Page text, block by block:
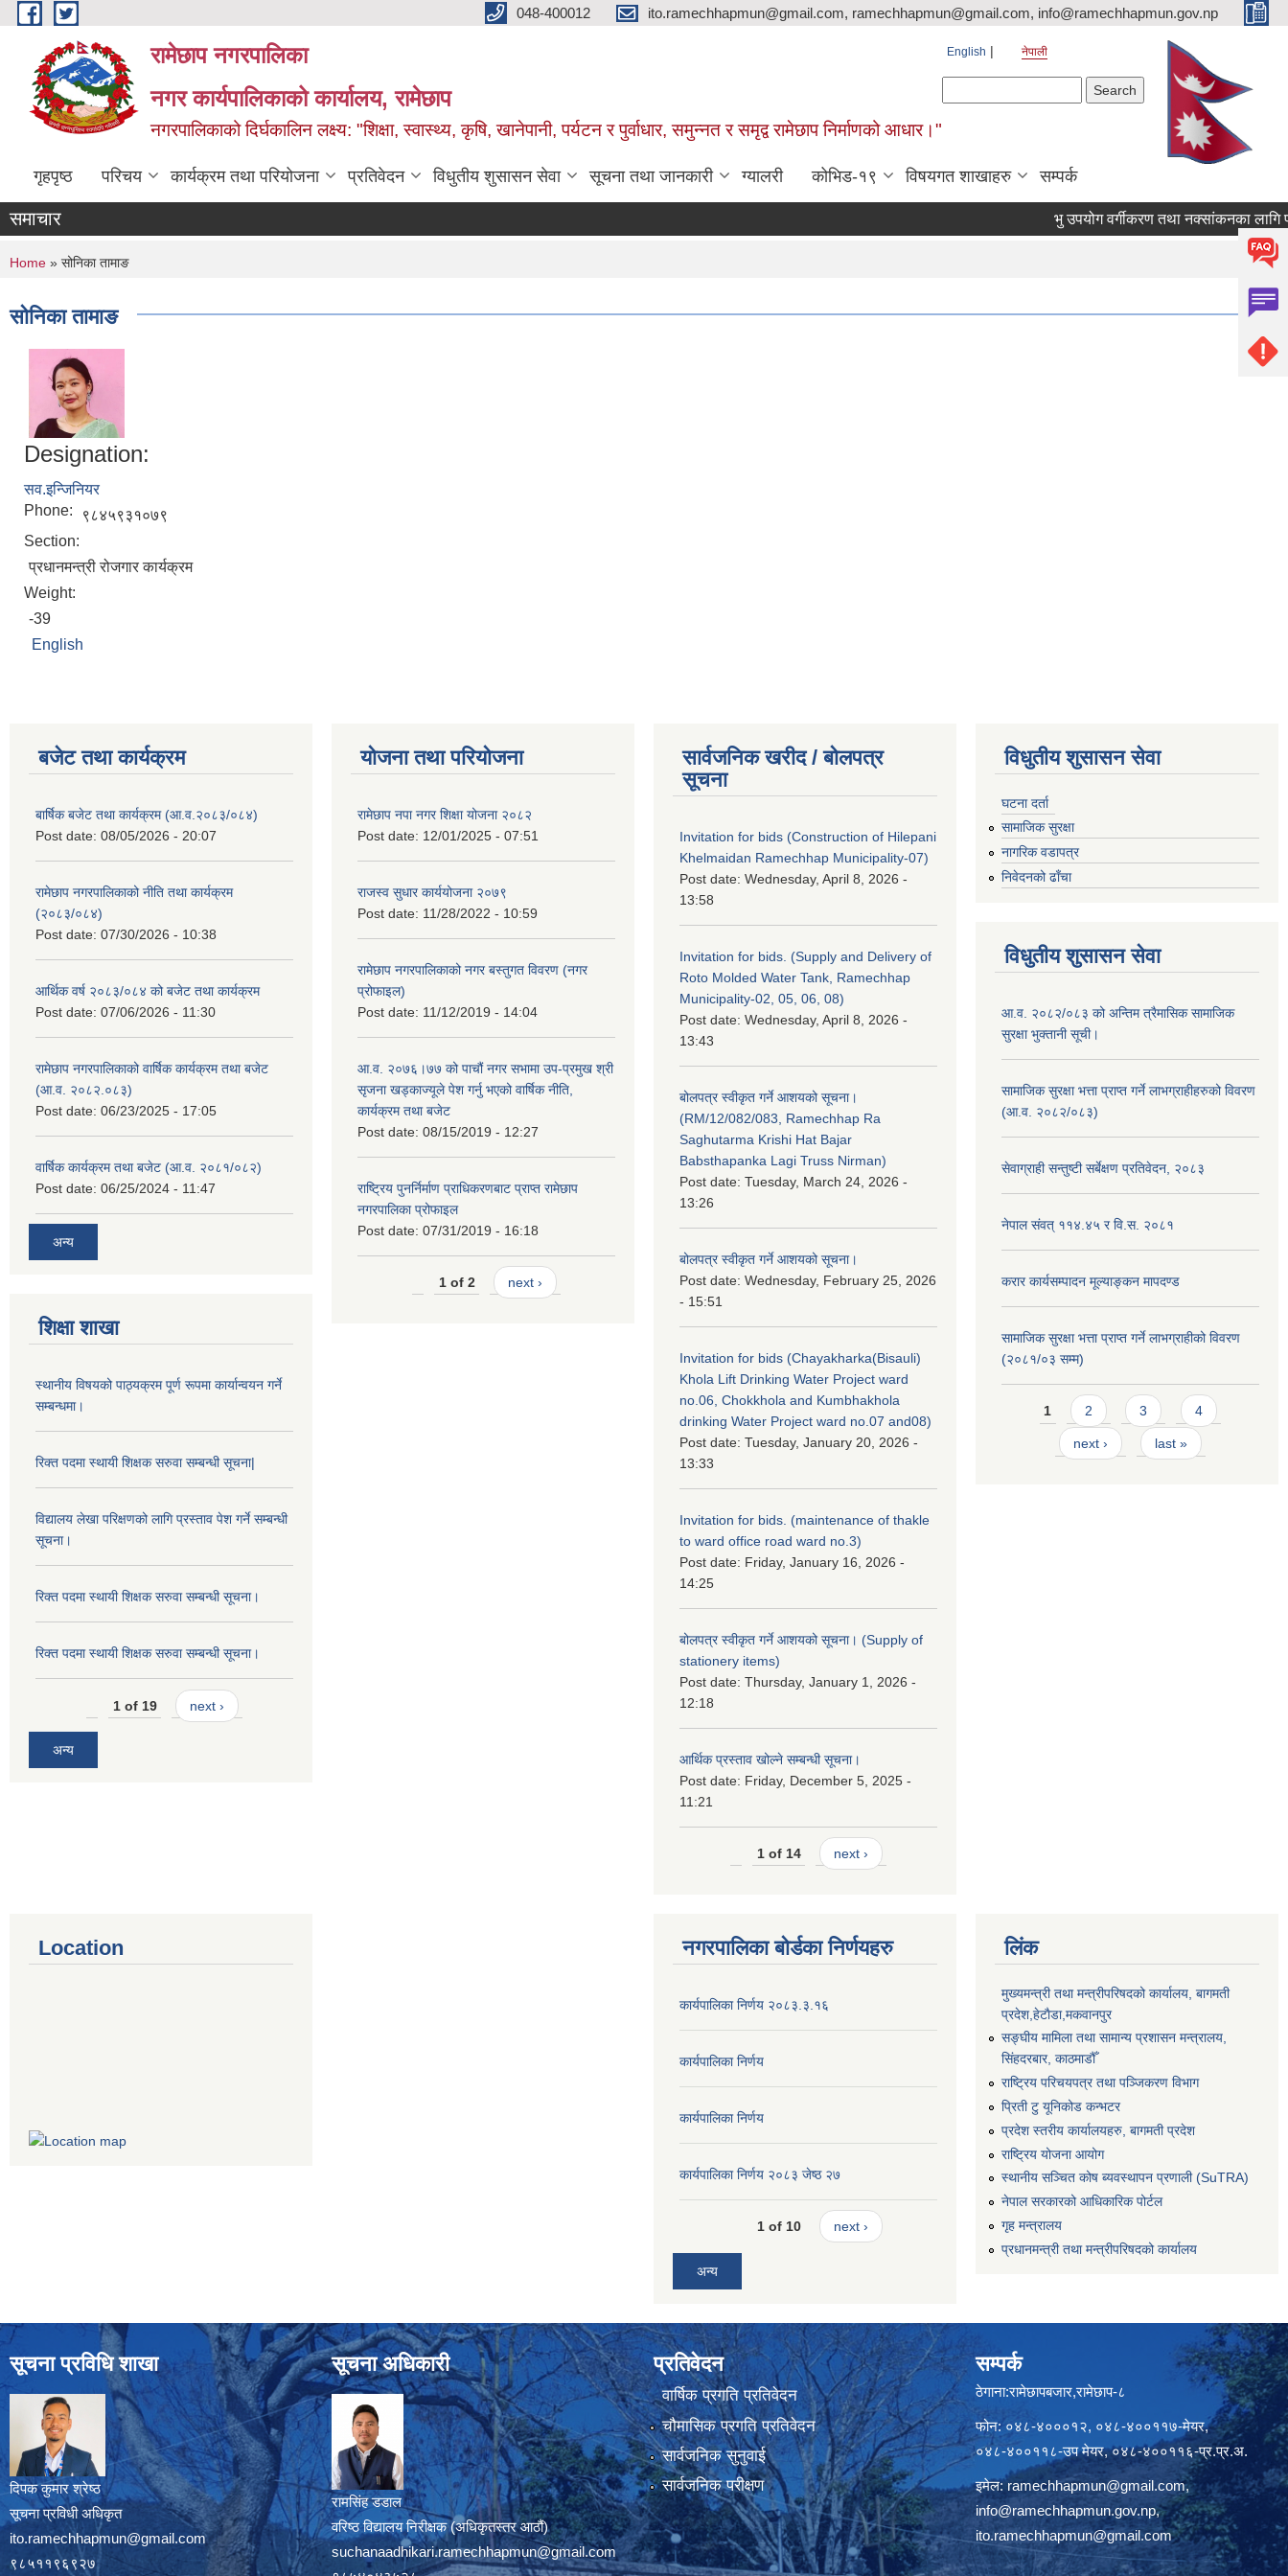
Skip to main content 048-400012 ito.ramechhapmun@gmail.com, ramechhapmun@gmail.com, info@ramechhapmun.gov.np
रामेछाप नगरपालिका
नगर कार्यपालिकाको कार्यालय, रामेछाप
नगरपालिकाको दिर्घकालिन लक्ष्य: "शिक्षा, स्वास्थ्य, कृषि, खानेपानी, पर्यटन र पुर्वाधार, समुन्नत र समृद्व रामेछाप निर्माणको आधार।"
English नेपाली
गृहपृष्ठ परिचय कार्यक्रम तथा परियोजना प्रतिवेदन विधुतीय शुसासन सेवा सूचना तथा जानकारी ग्यालरी कोभिड-१९ विषयगत शाखाहरु सम्पर्क
समाचार भु उपयोग वर्गीकरण तथा नक्सांकनका लागि
You are here
Home » सोनिका तामाङ
सोनिका तामाङ
Designation:
सव.इन्जिनियर
Phone:
९८४५९३१०७९
Section:
प्रधानमन्त्री रोजगार कार्यक्रम
Weight:
-39
English
बजेट तथा कार्यक्रम
बार्षिक बजेट तथा कार्यक्रम (आ.व.२०८३/०८४)
Post date: 08/05/2026 - 20:07
रामेछाप नगरपालिकाको नीति तथा कार्यक्रम
(२०८३/०८४)
Post date: 07/30/2026 - 10:38
आर्थिक वर्ष २०८३/०८४ को बजेट तथा कार्यक्रम
Post date: 07/06/2026 - 11:30
रामेछाप नगरपालिकाको वार्षिक कार्यक्रम तथा बजेट
(आ.व. २०८२.०८३)
Post date: 06/23/2025 - 17:05
वार्षिक कार्यक्रम तथा बजेट (आ.व. २०८१/०८२)
Post date: 06/25/2024 - 11:47
अन्य
शिक्षा शाखा
स्थानीय विषयको पाठ्यक्रम पूर्ण रूपमा कार्यान्वयन गर्ने
सम्बन्धमा।
रिक्त पदमा स्थायी शिक्षक सरुवा सम्बन्धी सूचना|
विद्यालय लेखा परिक्षणको लागि प्रस्ताव पेश गर्ने सम्बन्धी
सूचना।
रिक्त पदमा स्थायी शिक्षक सरुवा सम्बन्धी सूचना।
रिक्त पदमा स्थायी शिक्षक सरुवा सम्बन्धी सूचना।
1 of 19 next ›
अन्य
योजना तथा परियोजना
रामेछाप नपा नगर शिक्षा योजना २०८२
Post date: 12/01/2025 - 07:51
राजस्व सुधार कार्ययोजना २०७९
Post date: 11/28/2022 - 10:59
रामेछाप नगरपालिकाको नगर बस्तुगत विवरण (नगर
प्रोफाइल)
Post date: 11/12/2019 - 14:04
आ.व. २०७६।७७ को पाचौं नगर सभामा उप-प्रमुख श्री
सृजना खड्काज्यूले पेश गर्नु भएको वार्षिक नीति,
कार्यक्रम तथा बजेट
Post date: 08/15/2019 - 12:27
राष्ट्रिय पुनर्निर्माण प्राधिकरणबाट प्राप्त रामेछाप
नगरपालिका प्रोफाइल
Post date: 07/31/2019 - 16:18
1 of 2 next ›
सार्वजनिक खरीद / बोलपत्र
सूचना
Invitation for bids (Construction of Hilepani
Khelmaidan Ramechhap Municipality-07)
Post date: Wednesday, April 8, 2026 -
13:58
Invitation for bids. (Supply and Delivery of
Roto Molded Water Tank, Ramechhap
Municipality-02, 05, 06, 08)
Post date: Wednesday, April 8, 2026 -
13:43
बोलपत्र स्वीकृत गर्ने आशयको सूचना।
(RM/12/082/083, Ramechhap Ra
Saghutarma Krishi Hat Bajar
Babsthapanka Lagi Truss Nirman)
Post date: Tuesday, March 24, 2026 -
13:26
बोलपत्र स्वीकृत गर्ने आशयको सूचना।
Post date: Wednesday, February 25, 2026
- 15:51
Invitation for bids (Chayakharka(Bisauli)
Khola Lift Drinking Water Project ward
no.06, Chokkhola and Kumbhakhola
drinking Water Project ward no.07 and08)
Post date: Tuesday, January 20, 2026 -
13:33
Invitation for bids. (maintenance of thakle
to ward office road ward no.3)
Post date: Friday, January 16, 2026 -
14:25
बोलपत्र स्वीकृत गर्ने आशयको सूचना। (Supply of
stationery items)
Post date: Thursday, January 1, 2026 -
12:18
आर्थिक प्रस्ताव खोल्ने सम्बन्धी सूचना।
Post date: Friday, December 5, 2025 -
11:21
1 of 14 next ›
विधुतीय शुसासन सेवा
घटना दर्ता
सामाजिक सुरक्षा
नागरिक वडापत्र
निवेदनको ढाँचा
विधुतीय शुसासन सेवा
आ.व. २०८२/०८३ को अन्तिम त्रैमासिक सामाजिक
सुरक्षा भुक्तानी सूची।
सामाजिक सुरक्षा भत्ता प्राप्त गर्ने लाभग्राहीहरुको विवरण
(आ.व. २०८२/०८३)
सेवाग्राही सन्तुष्टी सर्बेक्षण प्रतिवेदन, २०८३
नेपाल संवत् ११४.४५ र वि.स. २०८१
करार कार्यसम्पादन मूल्याङ्कन मापदण्ड
सामाजिक सुरक्षा भत्ता प्राप्त गर्ने लाभग्राहीको विवरण
(२०८१/०३ सम्म)
Pages
1 2 3 4
next › last »
Location नगरपालिका बोर्डका निर्णयहरु
कार्यपालिका निर्णय २०८३.३.१६
कार्यपालिका निर्णय
कार्यपालिका निर्णय
कार्यपालिका निर्णय २०८३ जेष्ठ २७
1 of 10 next ›
अन्य
लिंक
मुख्यमन्त्री तथा मन्त्रीपरिषदको कार्यालय, बागमती
प्रदेश,हेटाैडा,मकवानपुर
सङ्‍घीय मामिला तथा सामान्य प्रशासन मन्त्रालय,
सिंहदरबार, काठमाडौँ
राष्ट्रिय परिचयपत्र तथा पञ्जिकरण विभाग
प्रिती टु यूनिकोड कन्भटर
प्रदेश स्तरीय कार्यालयहरु, बागमती प्रदेश
राष्ट्रिय योजना आयोग
स्थानीय सञ्चित कोष ब्यवस्थापन प्रणाली (SuTRA)
नेपाल सरकारको आधिकारिक पोर्टल
गृह मन्त्रालय
प्रधानमन्त्री तथा मन्त्रीपरिषदको कार्यालय
सूचना प्रविधि शाखा
दिपक कुमार श्रेष्ठ
सूचना प्रविधी अधिकृत
ito.ramechhapmun@gmail.com
९८५११९६९२७
सूचना अधिकारी
रामसिंह डडाल
वरिष्ठ विद्यालय निरीक्षक (अधिकृतस्तर आठौं)
suchanaadhikari.ramechhapmun@gmail.com
प्रतिवेदन
वार्षिक प्रगति प्रतिवेदन
चौमासिक प्रगति प्रतिवेदन
सार्वजनिक सुनुवाई
सार्वजनिक परीक्षण
सम्पर्क
ठेगाना:रामेछापबजार,रामेछाप-८
फोन: ०४८-४०००१२, ०४८-४००११७-मेयर,
०४८-४००११८-उप मेयर, ०४८-४००११६-प्र.प्र.अ.
इमेल:ramechhapmun@gmail.com,
info@ramechhapmun.gov.np,
ito.ramechhapmun@gmail.com